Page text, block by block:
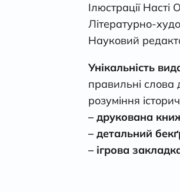
Ілюстрації
Літературно-
Науковий
Унікальність
правильні слова
розуміння
– друкована
– детальний
– ігрова